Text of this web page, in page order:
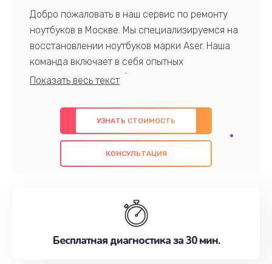
Добро пожаловать в наш сервис по ремонту
ноутбуков в Москве. Мы специализируемся на
восстановлении ноутбуков марки Aser. Наша
команда включает в себя опытных
профессионалов с обширными знаниями и
предлагаем быстрый и качественный ремонт с
использованием оригинальных компонентов, а
также гарантируем качество всех
проведенных работ. Наша цель - предоставить
наилучшим образом. Не медлите записаться на
УЗНАТЬ СТОИМОСТЬ
КОНСУЛЬТАЦИЯ
Бесплатная диагностика за 30 мин.